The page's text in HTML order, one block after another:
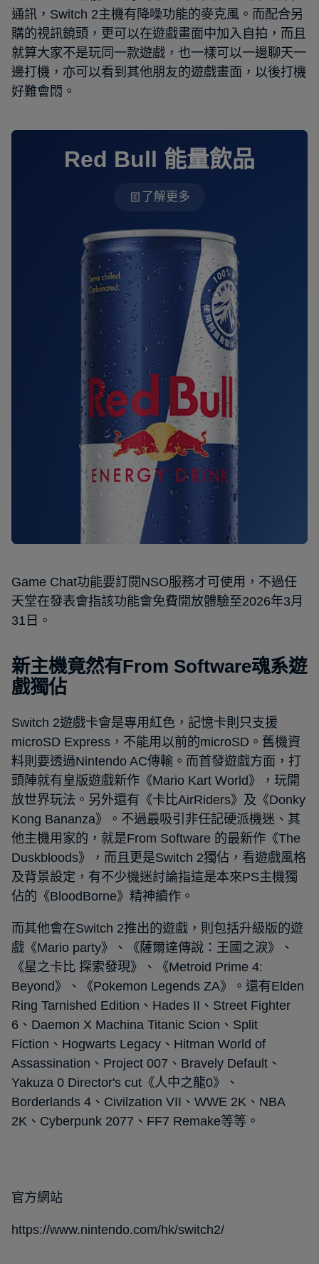
通訊，Switch 2主機有降噪功能的麥克風。而配合另
購的視訊鏡頭，更可以在遊戲畫面中加入自拍，而且
就算大家不是玩同一款遊戲，也一樣可以一邊聊天一
邊打機，亦可以看到其他朋友的遊戲畫面，以後打機
好難會悶。
Red Bull 能量飲品
了解更多
Game Chat功能要訂閱NSO服務才可使用，不過任
天堂在發表會指該功能會免費開放體驗至2026年3月
31日。
新主機竟然有From Software魂系遊
戲獨佔
Switch 2遊戲卡會是專用紅色，記憶卡則只支援
microSD Express，不能用以前的microSD。舊機資
料則要透過Nintendo AC傳輸。而首發遊戲方面，打
頭陣就有皇版遊戲新作《Mario Kart World》，玩開
放世界玩法。另外還有《卡比AirRiders》及《Donky
Kong Bananza》。不過最吸引非任記硬派機迷、其
他主機用家的，就是From Software 的最新作《The
Duskbloods》，而且更是Switch 2獨佔，看遊戲風格
及背景設定，有不少機迷討論指這是本來PS主機獨
佔的《BloodBorne》精神續作。
而其他會在Switch 2推出的遊戲，則包括升級版的遊
戲《Mario party》、《薩爾達傳說：王國之淚》、
《星之卡比 探索發現》、《Metroid Prime 4:
Beyond》、《Pokemon Legends ZA》。還有Elden
Ring Tarnished Edition、Hades II、Street Fighter
6、Daemon X Machina Titanic Scion、Split
Fiction、Hogwarts Legacy、Hitman World of
Assassination、Project 007、Bravely Default、
Yakuza 0 Director's cut《人中之龍0》、
Borderlands 4、Civilzation VII、WWE 2K、NBA
2K、Cyberpunk 2077、FF7 Remake等等。
官方網站
https://www.nintendo.com/hk/switch2/